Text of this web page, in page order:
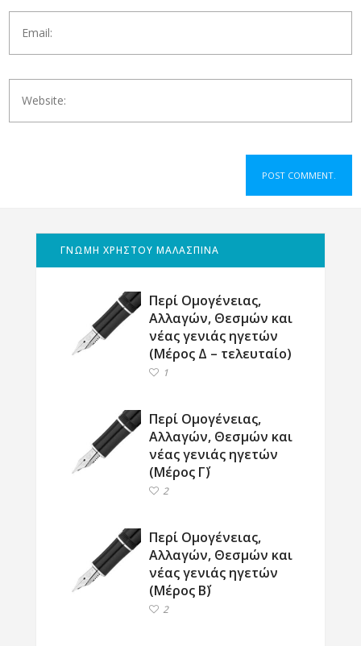
ΓΝΩΜΗ ΧΡΗΣΤΟΥ ΜΑΛΑΣΠΙΝΑ
Περί Ομογένειας,
Αλλαγών, Θεσμών και
νέας γενιάς ηγετών
(Μέρος Δ – τελευταίο)
1
Περί Ομογένειας,
Αλλαγών, Θεσμών και
νέας γενιάς ηγετών
(Μέρος Γ΄)
2
Περί Ομογένειας,
Αλλαγών, Θεσμών και
νέας γενιάς ηγετών
(Μέρος Β΄)
2